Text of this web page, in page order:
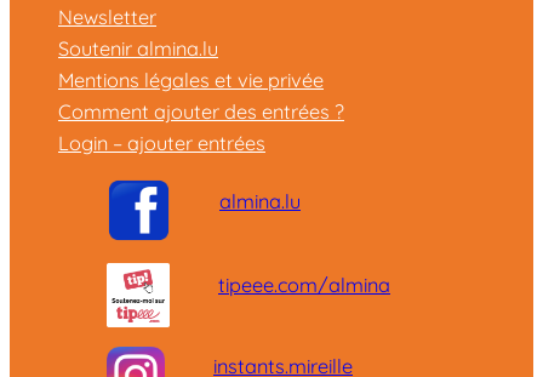
Newsletter
Soutenir almina.lu
Mentions légales et vie privée
Comment ajouter des entrées ?
Login – ajouter entrées
almina.lu
tipeee.com/almina
instants.mireille